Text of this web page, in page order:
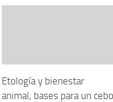
Etología y bienestar
animal, bases para un cebo